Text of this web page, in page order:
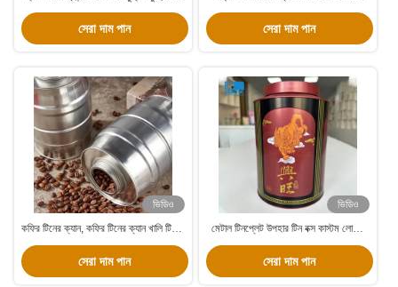
ধাতব টিনের উপহার বাক্স
সেরা দাম পান
ক্যান্ডি টিন OEM উপলব্ধ
সেরা দাম পান
ভিডিও
কফির টিনের ক্যান, কফির টিনের ক্যান খালি টিনের
বাক্স
সেরা দাম পান
ভিডিও
মেটাল টিনপ্লেট উপহার টিন বক্স কাস্টম লোগো
ক্যান্ডি টিন স্টোরেজ বক্স
সেরা দাম পান